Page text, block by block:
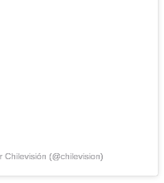
Chilevisión (@chilevision)